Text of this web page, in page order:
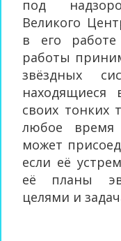
под
Великого
в его
работы
звёздных
своих тонких
любое время
может
если её
её планы
целями и